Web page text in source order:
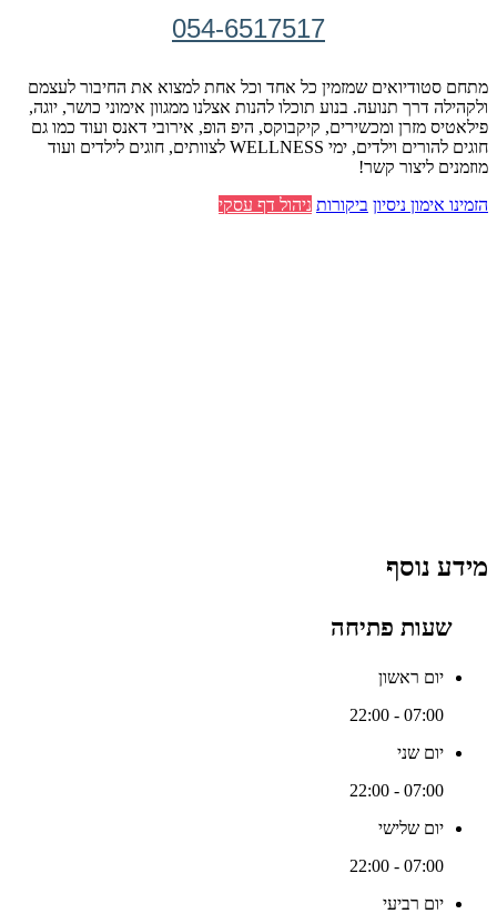
054-6517517
מתחם סטודיואים שמזמין כל אחד וכל אחת למצוא את החיבור לעצמם
ולקהילה דרך תנועה. בנוע תוכלו להנות אצלנו ממגוון אימוני כושר, יוגה,
פילאטיס מזרן ומכשירים, קיקבוקס, היפ הופ, אירובי דאנס ועוד כמו גם
חוגים להורים וילדים, ימי WELLNESS לצוותים, חוגים לילדים ועוד
מוזמנים ליצור קשר!
הזמינו אימון ניסיון ביקורות ניהול דף עסקי
מידע נוסף
שעות פתיחה
יום ראשון
07:00 - 22:00
יום שני
07:00 - 22:00
יום שלישי
07:00 - 22:00
יום רביעי